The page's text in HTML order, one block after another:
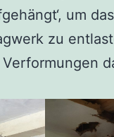
um das
zu